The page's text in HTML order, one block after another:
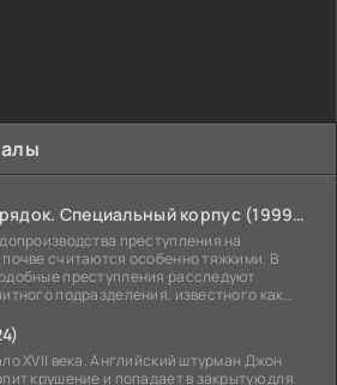
Закон и порядок. Специальный корпус (1999-2026)
преступления на
считаются особенно тяжкими. В
преступления расследуют
подразделения, известного как
XVII века. Английский штурман Джон
крушение и попадает в закрытую для